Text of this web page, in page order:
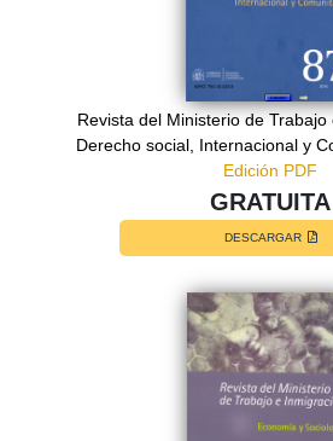
Revista del Ministerio de Trabajo
Derecho social, Internacional y
Edición PDF
GRATUITA
DESCARGAR